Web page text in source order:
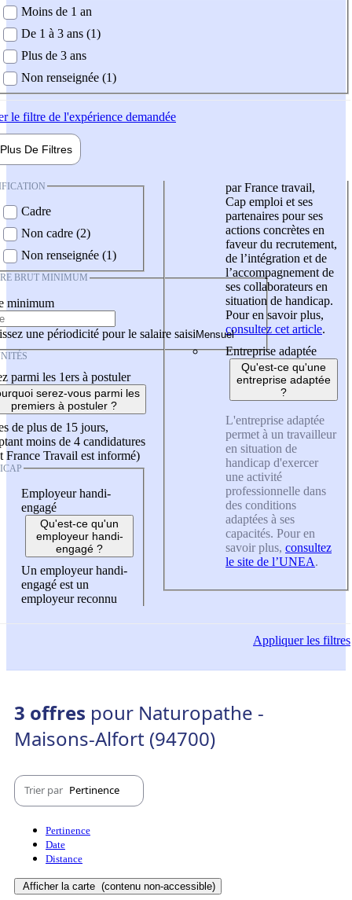
demandée
Moins de 1 an
De 1 à 3 ans (1)
Plus de 3 ans
Non renseignée (1)
le filtre de l'expérience demandée
Plus De Filtres
Cadre
Non cadre (2)
Non renseignée (1)
BRUT MINIMUM
minimum
une périodicité pour le salaire saisi
parmi les 1ers à postuler
serez-vous parmi les
premiers à postuler ?
de plus de 15 jours,
moins de 4 candidatures
France Travail est informé)
Employeur handi-
engagé
Qu'est-ce qu'un
employeur handi-
engagé ?
Un employeur handi-
engagé est un
employeur reconnu
par France travail,
Cap emploi et ses
partenaires pour ses
actions concrètes en
faveur du recrutement,
de l’intégration et de
l’accompagnement de
ses collaborateurs en
situation de handicap.
Pour en savoir plus,
consultez cet article.
Entreprise adaptée
Qu'est-ce qu'une
entreprise adaptée
?
L'entreprise adaptée
permet à un travailleur
en situation de
handicap d'exercer
une activité
professionnelle dans
des conditions
adaptées à ses
capacités. Pour en
savoir plus, consultez
le site de l’UNEA.
Appliquerles filtres
3 offres pour Naturopathe -
Maisons-Alfort (94700)
Trier par Pertinence
Pertinence
Date
Distance
Afficher la carte (contenu non-accessible)